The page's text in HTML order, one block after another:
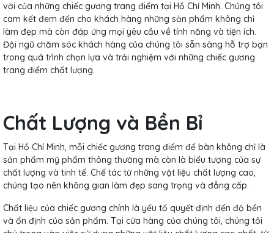
vời của những chiếc gương trang điểm tại Hồ Chí Minh. Chúng tôi
cam kết đem đến cho khách hàng những sản phẩm không chỉ
làm đẹp mà còn đáp ứng mọi yêu cầu về tính năng và tiện ích.
Đội ngũ chăm sóc khách hàng của chúng tôi sẵn sàng hỗ trợ bạn
trong quá trình chọn lựa và trải nghiệm với những chiếc gương
trang điểm chất lượng.
Chất Lượng và Bền Bỉ
Tại Hồ Chí Minh, mỗi chiếc gương trang điểm để bàn không chỉ là
sản phẩm mỹ phẩm thông thường mà còn là biểu tượng của sự
chất lượng và tinh tế. Chế tác từ những vật liệu chất lượng cao,
chúng tạo nên không gian làm đẹp sang trọng và đẳng cấp.
Chất liệu của chiếc gương chính là yếu tố quyết định đến độ bền
và ổn định của sản phẩm. Tại cửa hàng của chúng tôi, chúng tôi